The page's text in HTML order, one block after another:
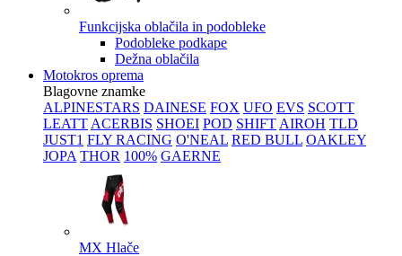
Funkcijska oblačila in podobleke
Podobleke podkape
Dežna oblačila
Motokros oprema
Blagovne znamke
ALPINESTARS DAINESE FOX UFO EVS SCOTT
LEATT ACERBIS SHOEI POD SHIFT AIROH TLD
JUST1 FLY RACING O'NEAL RED BULL OAKLEY
JOPA THOR 100% GAERNE
MX Hlače